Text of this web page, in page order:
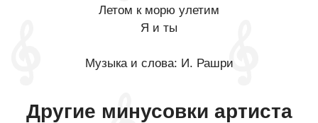
Летом к морю улетим
Я и ты
Музыка и слова: И. Рашри
Другие минусовки артиста